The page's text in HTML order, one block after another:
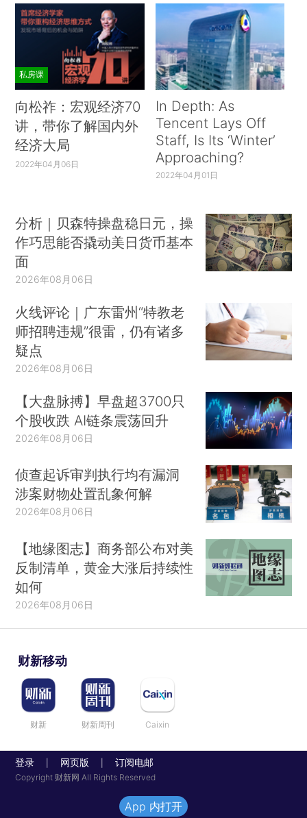
私房课
向松祚：宏观经济70
讲，带你了解国内外
经济大局
2022年04月06日
In Depth: As
Tencent Lays Off
Staff, Is Its ‘Winter’
Approaching?
2022年04月01日
分析｜贝森特操盘稳日元，操
作巧思能否撬动美日货币基本
面
2026年08月06日
火线评论｜广东雷州“特教老
师招聘违规”很雷，仍有诸多
疑点
2026年08月06日
【大盘脉搏】早盘超3700只
个股收跌 AI链条震荡回升
2026年08月06日
侦查起诉审判执行均有漏洞
涉案财物处置乱象何解
2026年08月06日
【地缘图志】商务部公布对美
反制清单，黄金大涨后持续性
如何
2026年08月06日
财新移动
财新 财新周刊 Caixin
登录 网页版 订阅电邮
Copyright 财新网 All Rights Reserved
App 内打开